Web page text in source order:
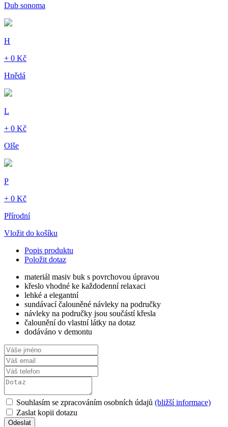
Dub sonoma
H
+ 0 Kč
Hnědá
L
+ 0 Kč
Olše
P
+ 0 Kč
Přírodní
Vložit do košíku
Popis produktu
Položit dotaz
materiál masiv buk s povrchovou úpravou
křeslo vhodné ke každodenní relaxaci
lehké a elegantní
sundávací čalouněné návleky na područky
návleky na područky jsou součástí křesla
čalounění do vlastní látky na dotaz
dodáváno v demontu
Souhlasím se zpracováním osobních údajů (bližší informace)
Zaslat kopii dotazu